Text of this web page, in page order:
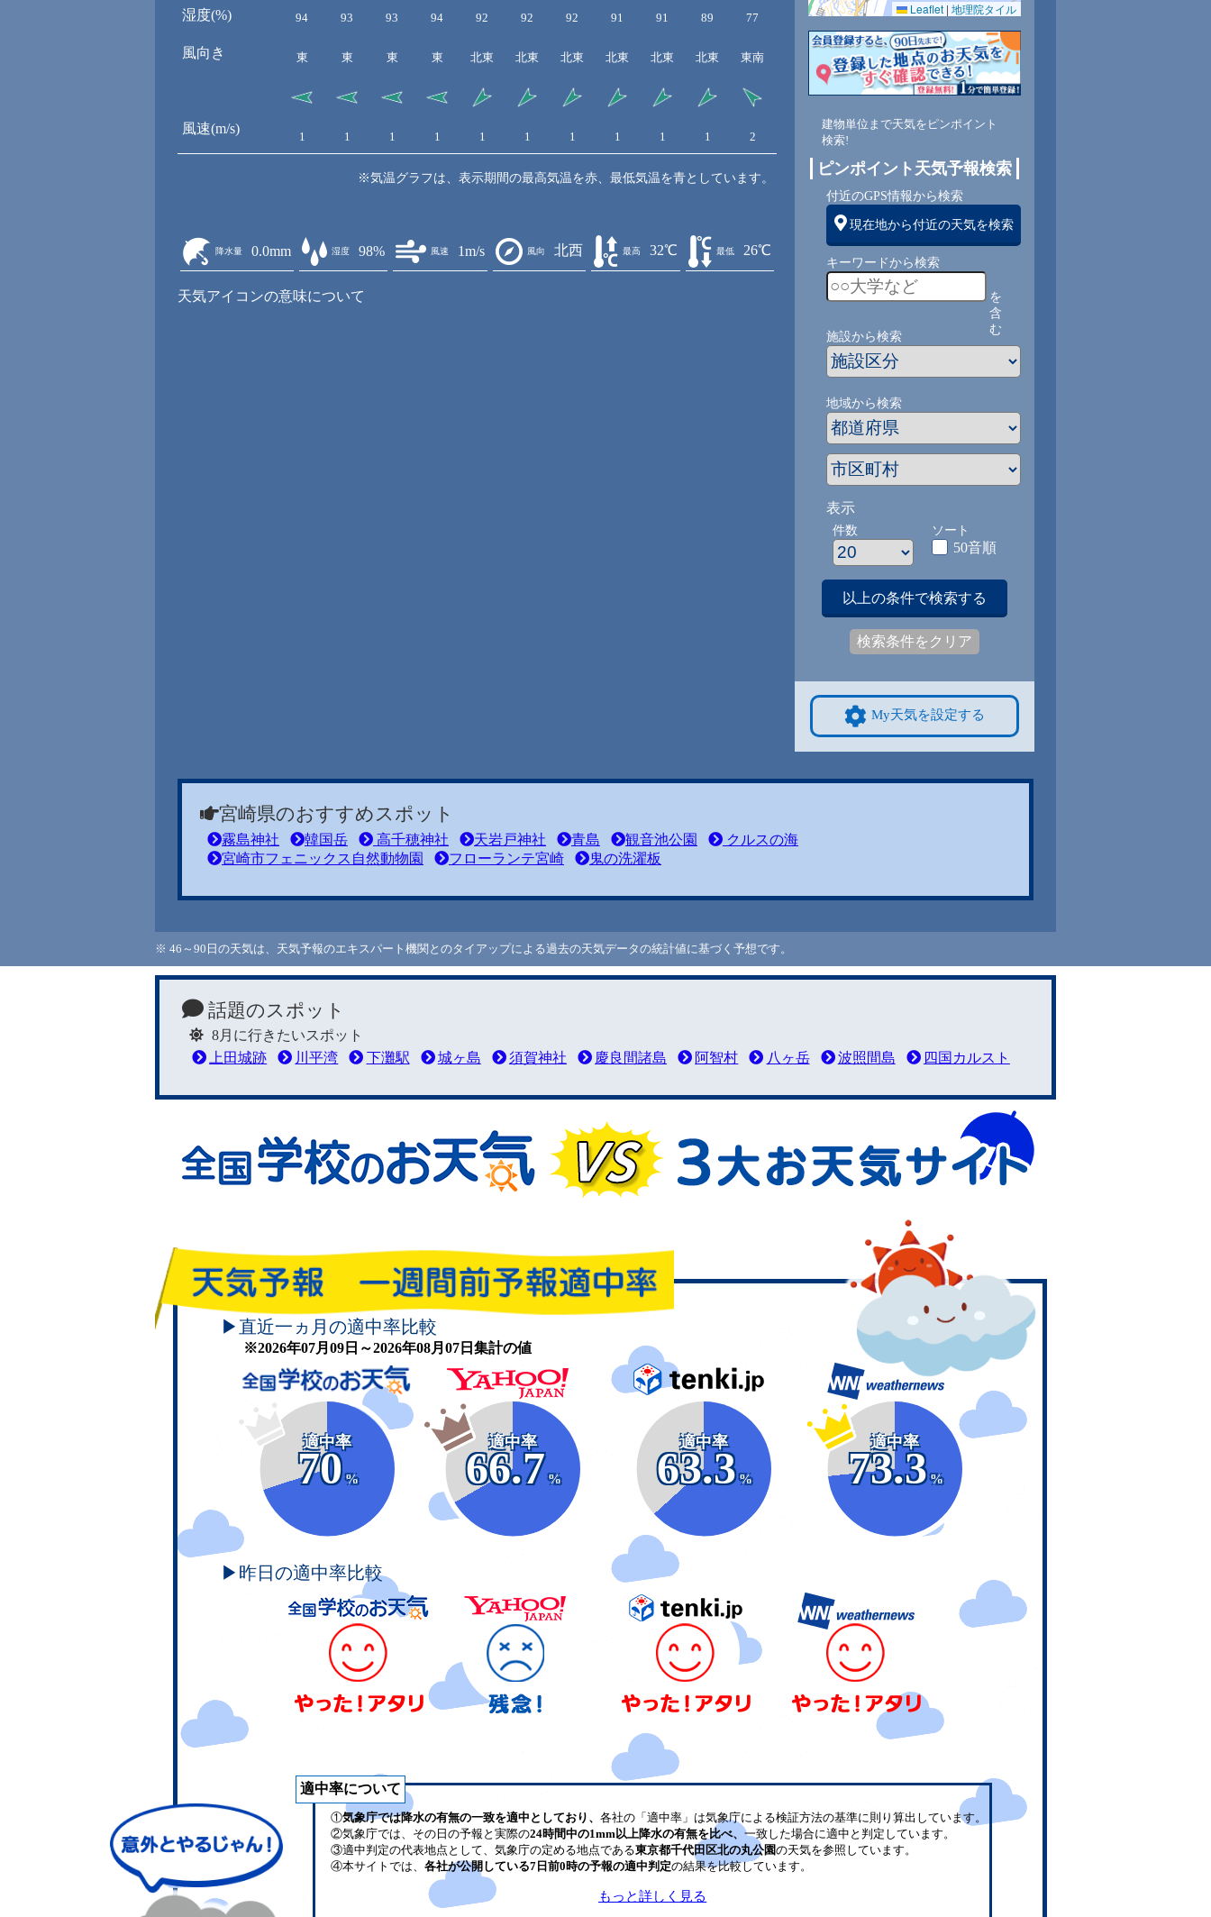
湿度(%)
風向き
風速(m/s)
94 93 93 94 92 92 92 91 91 89 77 75 76 77 78 79
東 東 東 東 北東 北東 北東 北東 北東 北東 東南 東南 東南 東南 東南 東南
1 1 1 1 1 1 1 1 1 1 2 2
※気温グラフは、表示期間の最高気温を赤、最低気温を青としています。
降水量 0.0mm 湿度 98% 風速 1m/s 風向 北西 最高 32℃ 最低 26℃
天気アイコンの意味について
Leaflet | 地理院タイル
建物単位まで天気をピンポイント
検索!
ピンポイント天気予報検索
付近のGPS情報から検索
現在地から付近の天気を検索
キーワードから検索
を
含
む
施設から検索
地域から検索
表示
件数 ソート
50音順
以上の条件で検索する
検索条件をクリア
My天気を設定する
宮崎県のおすすめスポット
霧島神社 韓国岳 高千穂神社 天岩戸神社 青島 観音池公園
クルスの海
宮崎市フェニックス自然動物園
フローランテ宮崎 鬼の洗濯板
※ 46～90日の天気は、天気予報のエキスパート機関とのタイアップによる過去の天気データの統計値に基づく予想です。
話題のスポット
8月に行きたいスポット
上田城跡
川平湾 下灘駅 城ヶ島 須賀神社 慶良間諸島 阿智村 八ヶ岳 波照間島 四国カルスト
▶直近一ヵ月の適中率比較
※2026年07月09日～2026年08月07日集計の値
適中率
70
%
適中率
66.7
%
適中率
63.3
%
適中率
73.3
%
▶昨日の適中率比較
適中率について
①気象庁では降水の有無の一致を適中としており、 各社の「適中率」は気象庁による検証方法の基準に則り算出しています。
②気象庁では、その日の予報と実際の24時間中の1mm以上降水の有無を比べ、 一致した場合に適中と判定しています。
③適中判定の代表地点として、気象庁の定める地点である東京都千代田区北の丸公園の天気を参照しています。
④本サイトでは、 各社が公開している7日前0時の予報の適中判定の結果を比較しています。
もっと詳しく見る